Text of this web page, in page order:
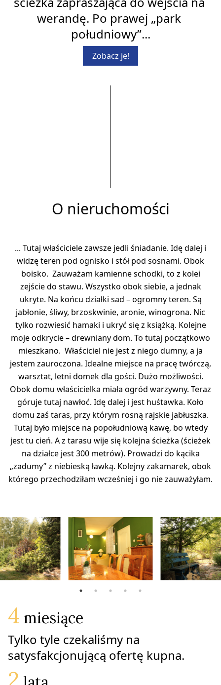
werandę. Po prawej „park
Zobacz je!
O nieruchomości
... Tutaj właściciele zawsze jedli śniadanie. Idę dalej i
widzę teren pod ognisko i stół pod sosnami. Obok
boisko. Zauważam kamienne schodki, to z kolei
zejście do stawu. Wszystko obok siebie, a jednak
ukryte. Na końcu działki sad – ogromny teren. Są
jabłonie, śliwy, brzoskwinie, aronie, winogrona. Nic
tylko rozwiesić hamaki i ukryć się z książką. Kolejne
moje odkrycie – drewniany dom. To tutaj początkowo
mieszkano. Właściciel nie jest z niego dumny, a ja
jestem zauroczona. Idealne miejsce na pracę twórczą,
warsztat, letni domek dla gości. Dużo możliwości.
Obok domu właścicielka miała ogród warzywny. Teraz
góruje tutaj nawłoć. Idę dalej i jest huśtawka. Koło
domu zaś taras, przy którym rosną rajskie jabłuszka.
Tutaj było miejsce na popołudniową kawę, bo wtedy
jest tu cień. A z tarasu wije się kolejna ścieżka (ścieżek
na działce jest 300 metrów). Prowadzi do kącika
„zadumy” z niebieską ławką. Kolejny zakamarek, obok
którego przechodziłam wcześniej i go nie zauważyłam.
4 miesiące
Tylko tyle czekaliśmy na
satysfakcjonującą ofertę kupna.